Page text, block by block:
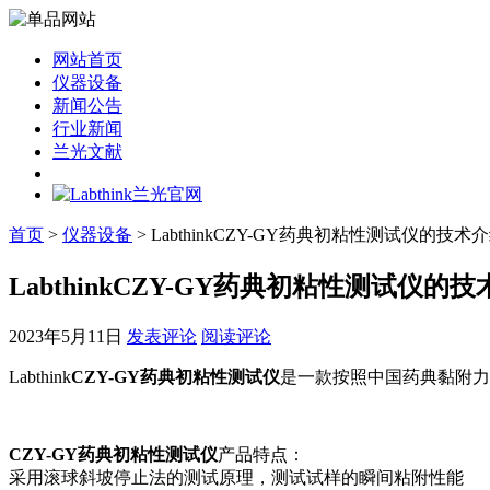
网站首页
仪器设备
新闻公告
行业新闻
兰光文献
首页 > 仪器设备 > LabthinkCZY-GY药典初粘性测试仪的技术
LabthinkCZY-GY药典初粘性测试仪的技
2023年5月11日 发表评论 阅读评论
LabthinkCZY-GY药典初粘性测试仪是一款按照中国药典黏附
CZY-GY药典初粘性测试仪产品特点：
采用滚球斜坡停止法的测试原理，测试试样的瞬间粘附性能